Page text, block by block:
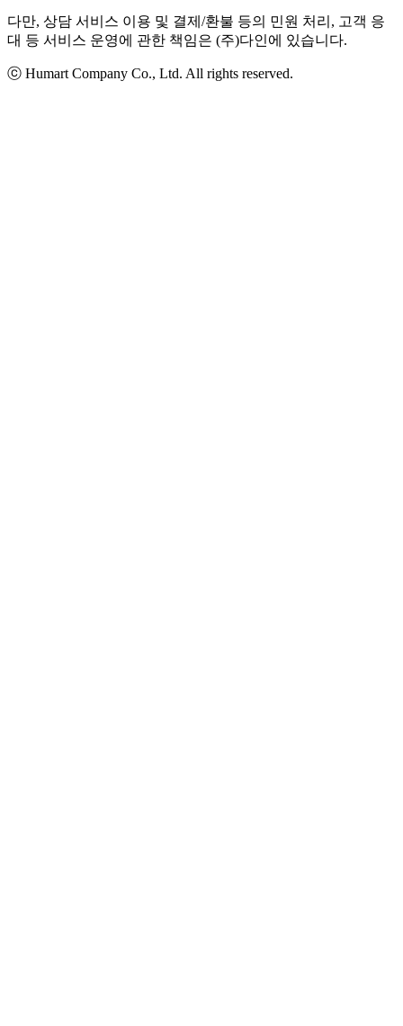
다만, 상담 서비스 이용 및 결제/환불 등의 민원 처리, 고객 응
대 등 서비스 운영에 관한 책임은 (주)다인에 있습니다.
ⓒ Humart Company Co., Ltd. All rights reserved.